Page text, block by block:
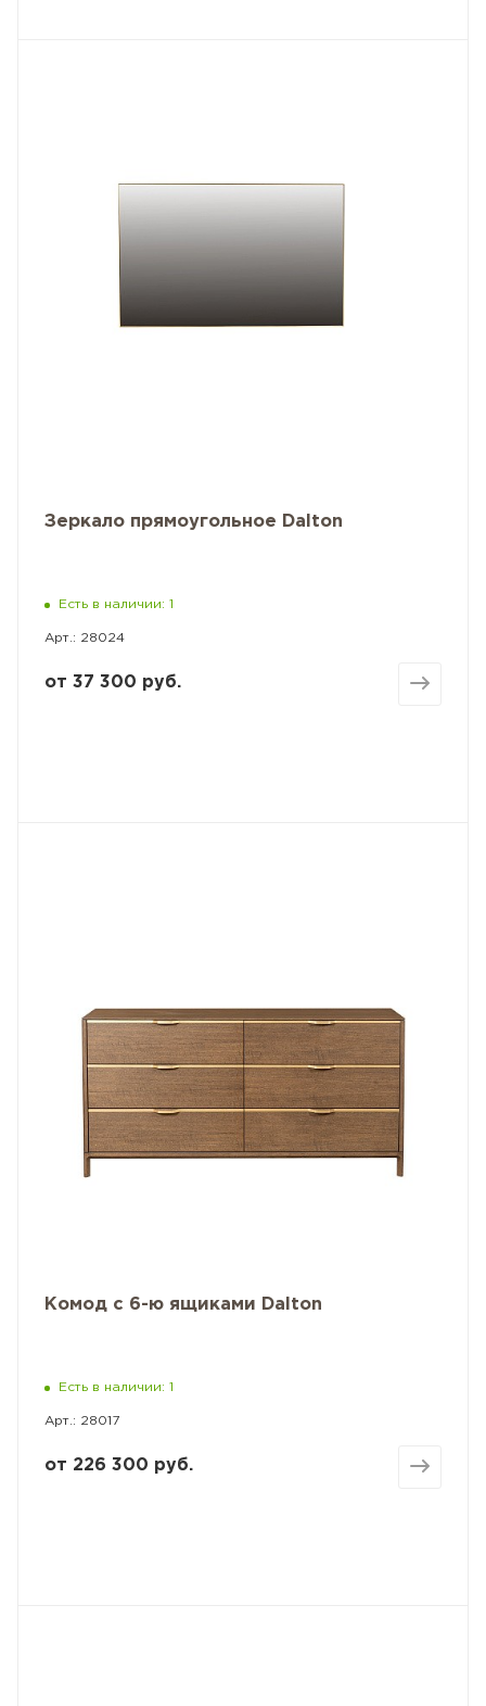
Зеркало прямоугольное Dalton
Есть в наличии: 1
Арт.: 28024
от 37 300 руб.
Комод с 6-ю ящиками Dalton
Есть в наличии: 1
Арт.: 28017
от 226 300 руб.